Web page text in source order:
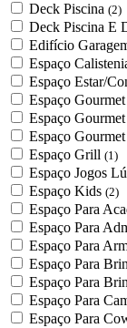
Deck Piscina (2)
Deck Piscina E
Edifício
Espaço
Espaço Estar/
Espaço Gourmet
Espaço
Espaço
Espaço Grill (1)
Espaço Jogos
Espaço Kids (2)
Espaço Para
Espaço Para
Espaço Para
Espaço Para
Espaço Para
Espaço Para
Espaço Para